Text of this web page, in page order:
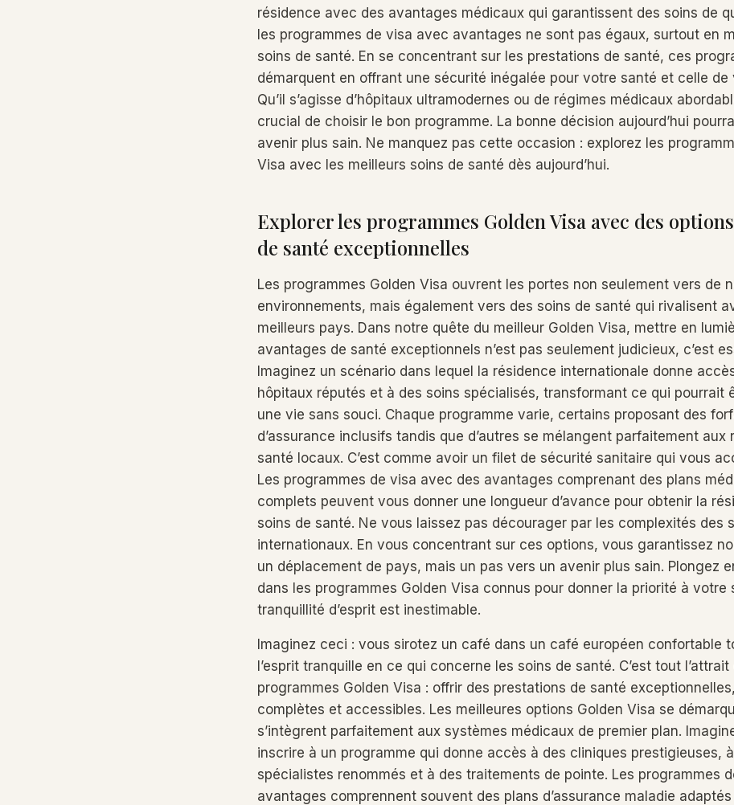
résidence avec des avantages médicaux qui garantissent des soins de
les programmes de visa avec avantages ne sont pas égaux, surtout en
soins de santé. En se concentrant sur les prestations de santé, ces
démarquent en offrant une sécurité inégalée pour votre santé et celle de
Qu’il s’agisse d’hôpitaux ultramodernes ou de régimes médicaux
crucial de choisir le bon programme. La bonne décision aujourd’hui
avenir plus sain. Ne manquez pas cette occasion : explorez les
Visa avec les meilleurs soins de santé dès aujourd’hui.
Explorer les programmes Golden Visa avec des
de santé exceptionnelles
Les programmes Golden Visa ouvrent les portes non seulement vers de
environnements, mais également vers des soins de santé qui rivalisent
meilleurs pays. Dans notre quête du meilleur Golden Visa, mettre en
avantages de santé exceptionnels n’est pas seulement judicieux, c’est
Imaginez un scénario dans lequel la résidence internationale donne
hôpitaux réputés et à des soins spécialisés, transformant ce qui pourrait
une vie sans souci. Chaque programme varie, certains proposant des
d’assurance inclusifs tandis que d’autres se mélangent parfaitement aux
santé locaux. C’est comme avoir un filet de sécurité sanitaire qui vous
Les programmes de visa avec des avantages comprenant des plans
complets peuvent vous donner une longueur d’avance pour obtenir la
soins de santé. Ne vous laissez pas décourager par les complexités des
internationaux. En vous concentrant sur ces options, vous garantissez
un déplacement de pays, mais un pas vers un avenir plus sain. Plongez
dans les programmes Golden Visa connus pour donner la priorité à votre
tranquillité d’esprit est inestimable.
Imaginez ceci : vous sirotez un café dans un café européen confortable
l’esprit tranquille en ce qui concerne les soins de santé. C’est tout l’attrait
programmes Golden Visa : offrir des prestations de santé
complètes et accessibles. Les meilleures options Golden Visa se
s’intègrent parfaitement aux systèmes médicaux de premier plan.
inscrire à un programme qui donne accès à des cliniques prestigieuses,
spécialistes renommés et à des traitements de pointe. Les programmes
avantages comprennent souvent des plans d’assurance maladie